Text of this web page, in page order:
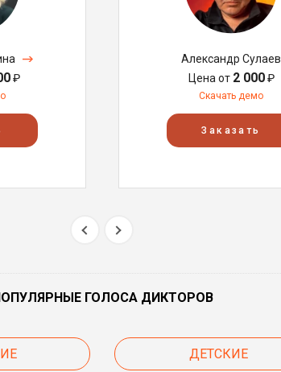
₽
Александр Сулаев
Цена от 2 000₽
Скачать демо
Заказать
ГОЛОСА ДИКТОРОВ
ДЕТСКИЕ